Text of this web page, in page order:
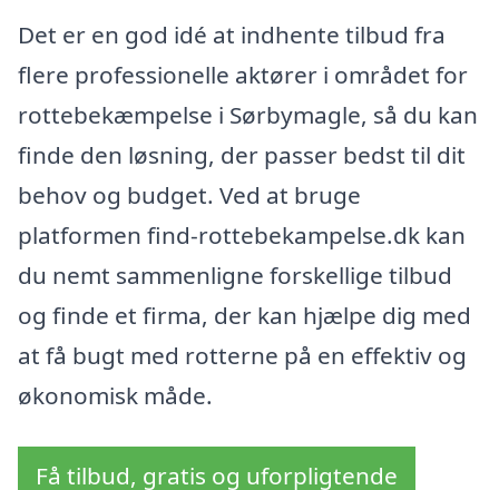
Det er en god idé at indhente tilbud fra
flere professionelle aktører i området for
rottebekæmpelse i Sørbymagle, så du kan
finde den løsning, der passer bedst til dit
behov og budget. Ved at bruge
platformen find-rottebekampelse.dk kan
du nemt sammenligne forskellige tilbud
og finde et firma, der kan hjælpe dig med
at få bugt med rotterne på en effektiv og
økonomisk måde.
Få tilbud, gratis og uforpligtende